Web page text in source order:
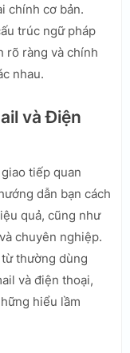
chính cơ bản.
trúc ngữ pháp
rõ ràng và chính
nhau.
và Điện
tiếp quan
dẫn bạn cách
quả, cũng như
chuyên nghiệp.
thường dùng
và điện thoại,
hiểu lầm